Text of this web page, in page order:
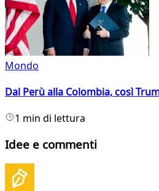
Mondo
Dal Perù alla Colombia, così
1 min di lettura
Idee e commenti